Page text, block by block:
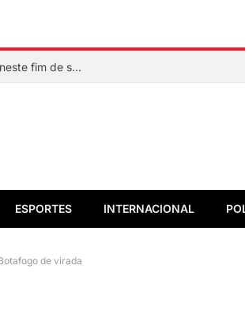
Veja quais praias de Salvador devem ser evitadas neste fim de semana
ESPORTES INTERNACIONAL
de virada